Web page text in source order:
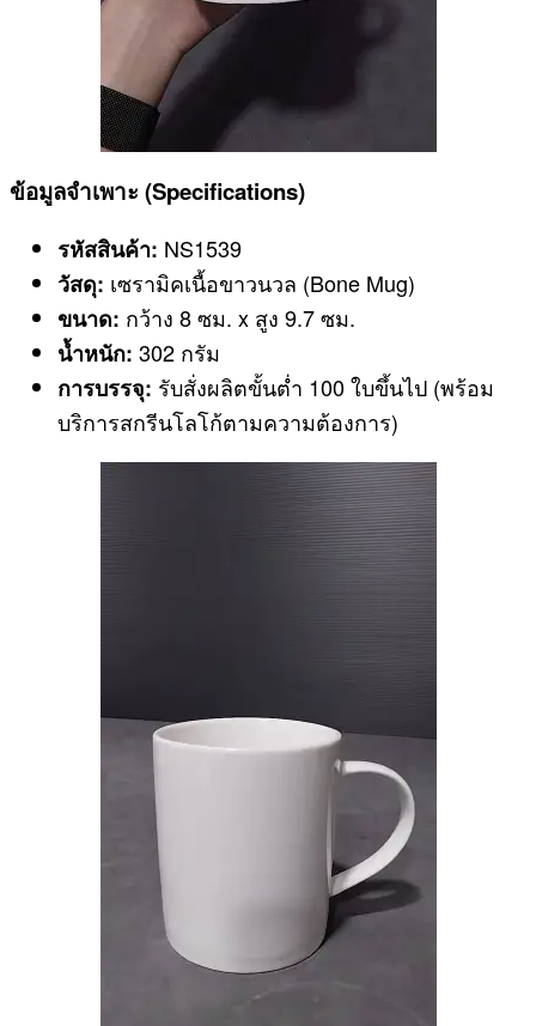
ข้อมูลจำเพาะ (Specifications)
รหัสสินค้า: NS1539
วัสดุ: เซรามิคเนื้อขาวนวล (Bone Mug)
ขนาด: กว้าง 8 ซม. x สูง 9.7 ซม.
น้ำหนัก: 302 กรัม
การบรรจุ: รับสั่งผลิตขั้นต่ำ 100 ใบขึ้นไป (พร้อม
บริการสกรีนโลโก้ตามความต้องการ)